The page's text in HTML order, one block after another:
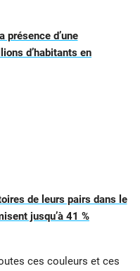
présence d’une
d’habitants en
de leurs pairs dans le
jusqu’à 41 %
ces couleurs et ces